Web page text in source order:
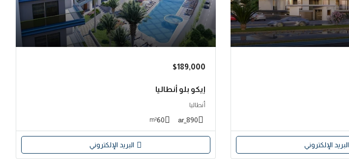
البريد الإلكتروني
$189,000
إيكو بلو أنطاليا
أنطاليا
890_ar
60
m²
البريد الإلكتروني